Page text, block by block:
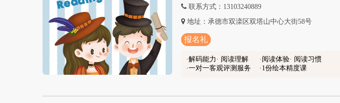
联系方式：13103240889
地址：承德市双滦区双塔山中心大街58号
报名礼
解码能力· 阅读理解
阅读体验· 阅读习惯
一对一客观评测服务
1份绘本精度课